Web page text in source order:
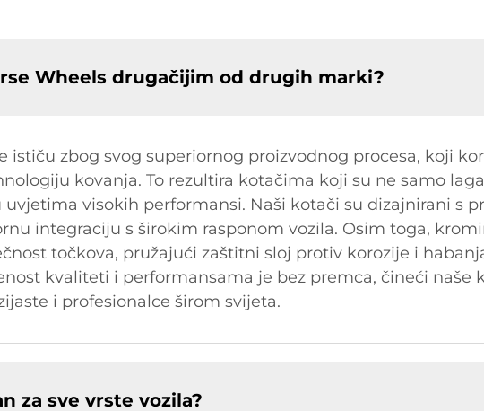
Wheels drugačijim od drugih marki?
ističu zbog svog superiornog proizvodnog procesa, koji
kovanja. To rezultira kotačima koji su ne samo
visokih performansi. Naši kotači su dizajnirani s
integraciju s širokim rasponom vozila. Osim toga,
točkova, pružajući zaštitni sloj protiv korozije i
kvaliteti i performansama je bez premca, čineći naše
i profesionalce širom svijeta.
za sve vrste vozila?